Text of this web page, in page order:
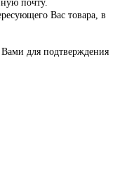
почту.
Вас товара, в
для подтверждения